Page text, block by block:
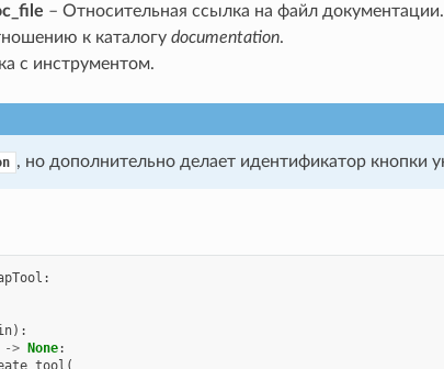
– Относительная ссылка на файл
к каталогу documentation.
с инструментом.
, но дополнительно делает идентификатор кнопки
:
):
-> None:
(